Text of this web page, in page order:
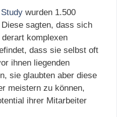
wurden 1.500
sagten, dass sich
komplexen
dass sie selbst oft
ihnen liegenden
sie glaubten aber diese
meistern zu können,
ihrer Mitarbeiter